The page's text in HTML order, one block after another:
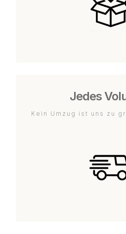
Jedes
Kein Umzug ist uns zu